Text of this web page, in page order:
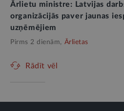
Ārlietu ministre: Latvijas
organizācijās paver jaunas
uzņēmējiem
Pirms 2 dienām, Ārlietas
Rādīt vēl